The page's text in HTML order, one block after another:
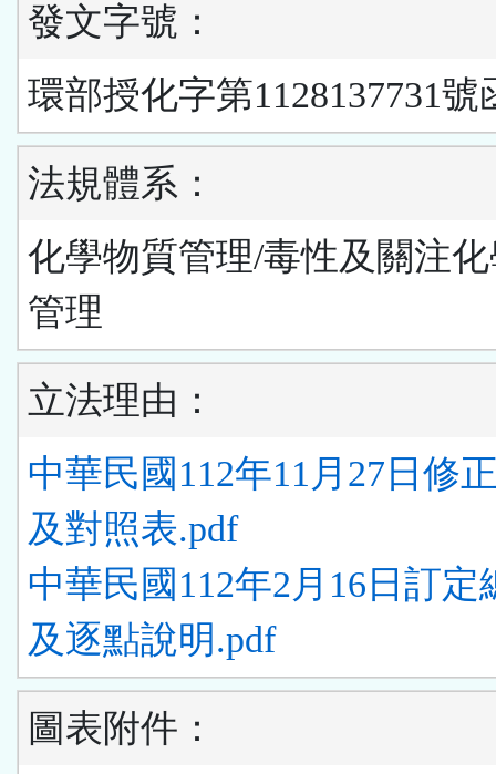
發文字號：
環部授化字第1128137731號
法規體系：
化學物質管理/毒性及關注
管理
立法理由：
中華民國112年11月27日修
及對照表.pdf
中華民國112年2月16日訂定
及逐點說明.pdf
圖表附件：